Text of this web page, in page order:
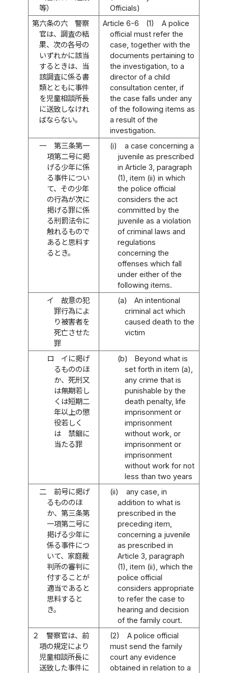
等）
Officials)
第六条の六
警察
官は、調査の結
果、次の各号の
いずれかに該当
するときは、当
該調査に係る書
類とともに事件
を児童相談所長
に送致しなけれ
ばならない。
Article 6-6 (1)
A police
official must refer the
case, together with the
documents pertaining to
the investigation, to a
director of a child
consultation center, if
the case falls under any
of the following items as
a result of the
investigation.
一
第三条第一
項第二号に掲
げる少年に係
る事件につい
て、その少年
の行為が次に
掲げる罪に係
る刑罰法令に
触れるもので
あると思料す
るとき。
(i)
a case concerning a
juvenile as prescribed
in Article 3, paragraph
(1), item (ii) in which
the police official
considers the act
committed by the
juvenile as a violation
of criminal laws and
regulations
concerning the
offenses which fall
under either of the
following items.
イ
故意の犯
罪行為によ
り被害者を
死亡させた
罪
(a)
An intentional
criminal act which
caused death to the
victim
ロ
イに掲げ
るもののほ
か、死刑又
は無期若し
くは短期二
年以上の懲
役若しく
は 禁錮に
当たる罪
(b)
Beyond what is
set forth in item (a),
any crime that is
punishable by the
death penalty, life
imprisonment or
imprisonment
without work, or
imprisonment or
imprisonment
without work for not
less than two years
二
前号に掲げ
るもののほ
か、第三条第
一項第二号に
掲げる少年に
係る事件につ
いて、家庭裁
判所の審判に
付することが
適当であると
思料すると
き。
(ii)
any case, in
addition to what is
prescribed in the
preceding item,
concerning a juvenile
as prescribed in
Article 3, paragraph
(1), item (ii), which the
police official
considers appropriate
to refer the case to
hearing and decision
of the family court.
２
警察官は、前
項の規定により
児童相談所長に
送致した事件に
(2)
A police official
must send the family
court any evidence
obtained in relation to a